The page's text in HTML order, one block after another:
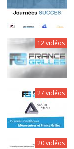
12 vidéos
27 vidéos
20 vidéos